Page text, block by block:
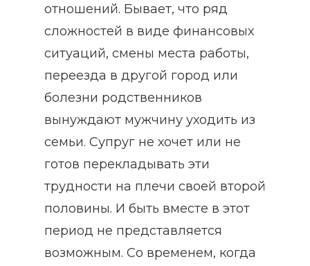
отношений. Бывает, что ряд
сложностей в виде финансовых
ситуаций, смены места работы,
переезда в другой город или
болезни родственников
вынуждают мужчину уходить из
семьи. Супруг не хочет или не
готов перекладывать эти
трудности на плечи своей второй
половины. И быть вместе в этот
период не представляется
возможным. Со временем, когда